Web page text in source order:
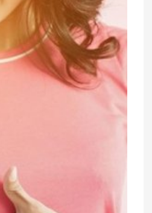
maqnit kimi özünə çəkən